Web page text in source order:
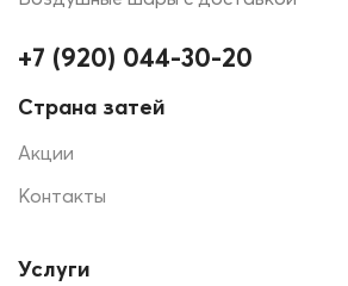
+7 (920) 044-30-20
Страна затей
Акции
Контакты
Услуги